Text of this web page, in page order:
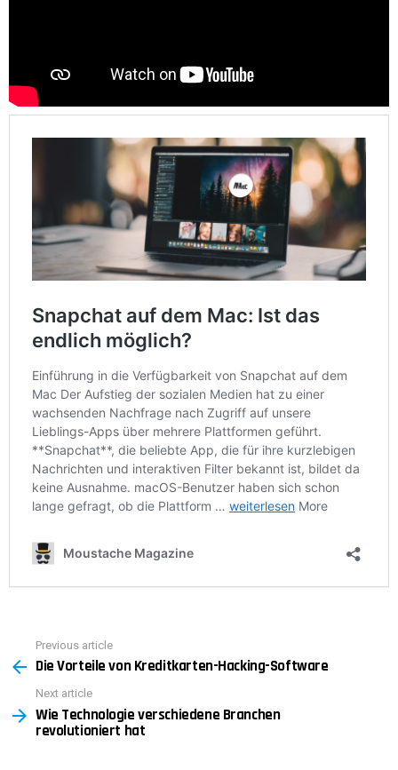
more
Previous article
Die Vorteile von Kreditkarten-Hacking-Software
Next article
Wie Technologie verschiedene Branchen
revolutioniert hat